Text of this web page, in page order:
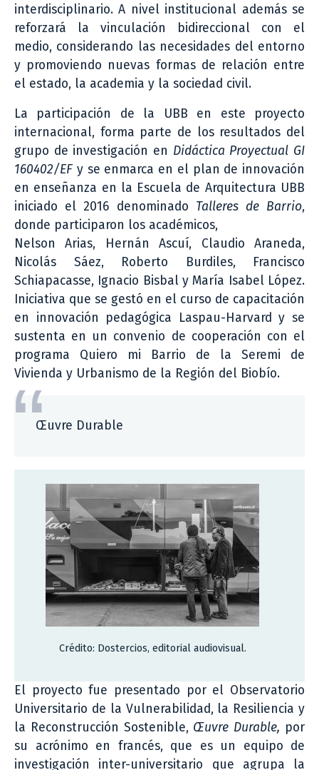
interdisciplinario. A nivel institucional además se
reforzará la vinculación bidireccional con el
medio, considerando las necesidades del entorno
y promoviendo nuevas formas de relación entre
el estado, la academia y la sociedad civil.
La participación de la UBB en este proyecto
internacional, forma parte de los resultados del
grupo de investigación en Didáctica Proyectual GI
160402/EF y se enmarca en el plan de innovación
en enseñanza en la Escuela de Arquitectura UBB
iniciado el 2016 denominado Talleres de Barrio,
donde participaron los académicos,
Nelson Arias, Hernán Ascuí, Claudio Araneda,
Nicolás Sáez, Roberto Burdiles, Francisco
Schiapacasse, Ignacio Bisbal y María Isabel López.
Iniciativa que se gestó en el curso de capacitación
en innovación pedagógica Laspau-Harvard y se
sustenta en un convenio de cooperación con el
programa Quiero mi Barrio de la Seremi de
Vivienda y Urbanismo de la Región del Biobío.
Œuvre Durable
Crédito: Dostercios, editorial audiovisual.
El proyecto fue presentado por el Observatorio
Universitario de la Vulnerabilidad, la Resiliencia y
la Reconstrucción Sostenible, Œuvre Durable, por
su acrónimo en francés, que es un equipo de
investigación inter-universitario que agrupa la